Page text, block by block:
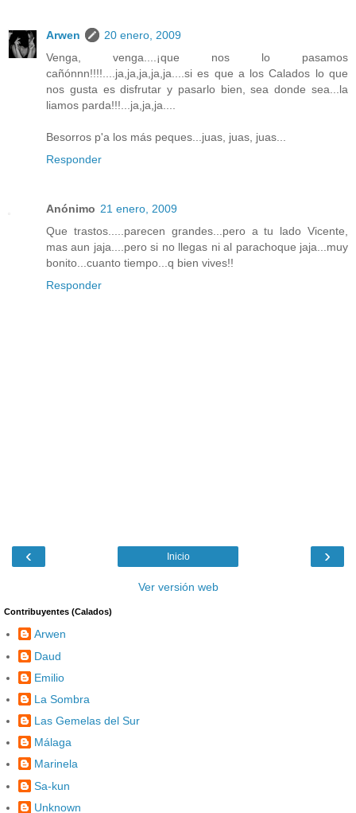
Arwen
20 enero, 2009
Venga, venga....¡que nos lo pasamos
cañónnn!!!!....ja,ja,ja,ja,ja....si es que a los Calados lo que
nos gusta es disfrutar y pasarlo bien, sea donde sea...la
liamos parda!!!...ja,ja,ja....
Besorros p'a los más peques...juas, juas, juas...
Responder
Anónimo 21 enero, 2009
Que trastos.....parecen grandes...pero a tu lado Vicente,
mas aun jaja....pero si no llegas ni al parachoque jaja...muy
bonito...cuanto tiempo...q bien vives!!
Responder
‹ ›
Inicio
Ver versión web
Contribuyentes (Calados)
Arwen
Daud
Emilio
La Sombra
Las Gemelas del Sur
Málaga
Marinela
Sa-kun
Unknown